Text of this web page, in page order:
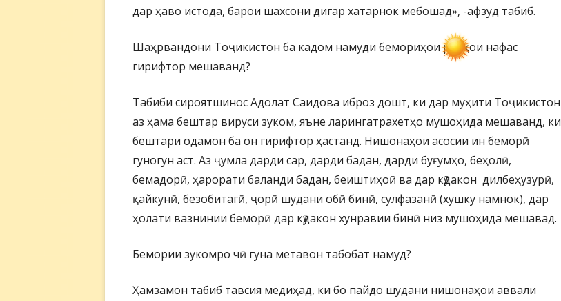
дар ҳаво истода, барои шахсони дигар хатарнок мебошад», -афзуд табиб.
Шаҳрвандони Тоҷикистон ба кадом намуди бемориҳои роҳҳои нафас
гирифтор мешаванд?
Табиби сироятшинос Адолат Саидова иброз дошт, ки дар муҳити Тоҷикистон
аз ҳама бештар вируси зуком, яъне ларингатрахетҳо мушоҳида мешаванд, ки
бештари одамон ба он гирифтор ҳастанд. Нишонаҳои асосии ин беморӣ
гуногун аст. Аз ҷумла дарди сар, дарди бадан, дарди буғумҳо, беҳолӣ,
бемадорӣ, ҳарорати баланди бадан, беиштиҳоӣ ва дар кӯдакон дилбеҳузурӣ,
қайкунӣ, безобитагӣ, ҷорӣ шудани обӣ бинӣ, сулфазанӣ (хушку намнок), дар
ҳолати вазнинии беморӣ дар кӯдакон хунравии бинӣ низ мушоҳида мешавад.
Бемории зукомро чӣ гуна метавон табобат намуд?
Ҳамзамон табиб тавсия медиҳад, ки бо пайдо шудани нишонаҳои аввали